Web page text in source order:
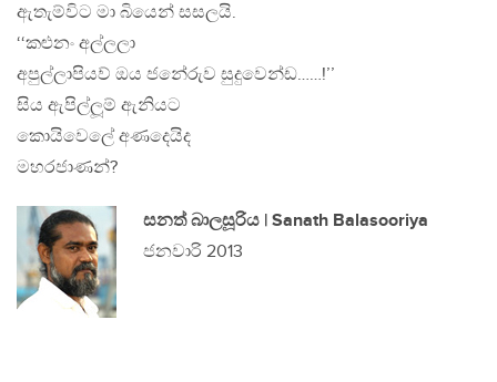
ඇතැම්විට මා බියෙන් සසලයි.
‘‘කළුනං අල්ලලා
අපුල්ලාපියව් ඔය ජනේරුව සුදුවෙන්ඩ……!’’
සිය ඇපිල්ලූම් ඇනියට
කොයිවෙලේ අණදෙයිද
මහරජාණන්?
සනත් බාලසූරිය | Sanath Balasooriya
ජනවාරි 2013